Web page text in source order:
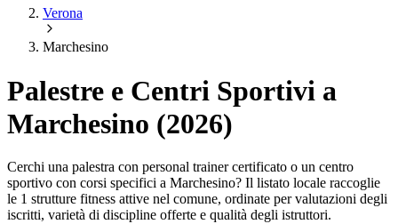
Verona
Marchesino
Palestre e Centri Sportivi a
Marchesino (2026)
Cerchi una palestra con personal trainer certificato o un centro
sportivo con corsi specifici a Marchesino? Il listato locale raccoglie
le 1 strutture fitness attive nel comune, ordinate per valutazioni degli
iscritti, varietà di discipline offerte e qualità degli istruttori.